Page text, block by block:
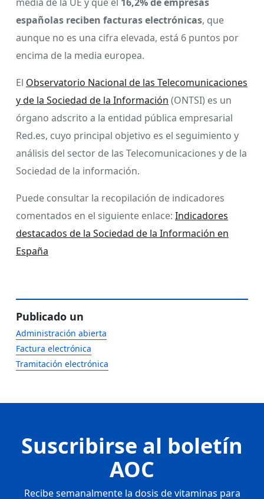
españolas reciben facturas electrónicas, que
aunque no es una cifra elevada, está 6 puntos por
encima de la media europea.
El Observatorio Nacional de las Telecomunicaciones
y de la Sociedad de la Información (ONTSI) es un
órgano adscrito a la entidad pública empresarial
Red.es, cuyo principal objetivo es el seguimiento y
análisis del sector de las Telecomunicaciones y de la
Sociedad de la información.
Puede consultar la recopilación de indicadores
comentados en el siguiente enlace: Indicadores
destacados de la Sociedad de la Información en
España
Publicado un
Administración abierta
Factura electrónica
Tramitación electrónica
Suscribirse al boletín
AOC
Recibe semanalmente la dosis de vitaminas para